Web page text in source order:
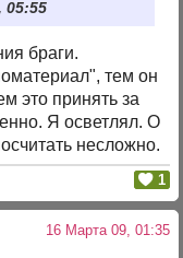
05:55
браги.
тем он
это принять за
Я осветлял. О
несложно.
1
16 Марта 09, 01:35